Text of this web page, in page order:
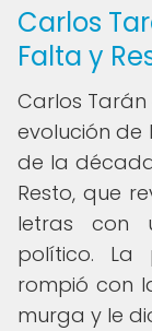
Carlos
Falta y
Carlos
evolución
de la
Resto, que
letras con
político. La
rompió con
murga y le